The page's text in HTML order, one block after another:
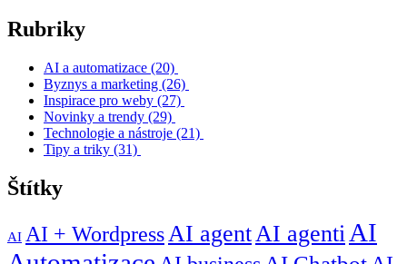
Rubriky
AI a automatizace (20)
Byznys a marketing (26)
Inspirace pro weby (27)
Novinky a trendy (29)
Technologie a nástroje (21)
Tipy a triky (31)
Štítky
AI AI + WordpressAI agentAI agentiAI